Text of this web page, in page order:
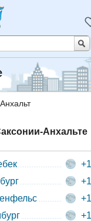
Анхальте